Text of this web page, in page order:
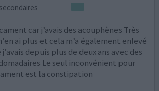
car j’avais des acouphènes Très
ai plus et cela m’a également enlevé
depuis plus de deux ans avec des
Le seul inconvénient pour
est la constipation